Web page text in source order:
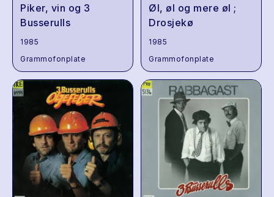
Piker, vin og 3
Busserulls
1985
Grammofonplate
Øl, øl og mere øl ;
Drosjekø
1985
Grammofonplate